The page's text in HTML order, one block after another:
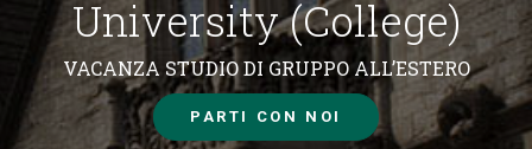
University (College)
VACANZA STUDIO DI GRUPPO ALL’ESTERO
PARTI CON NOI